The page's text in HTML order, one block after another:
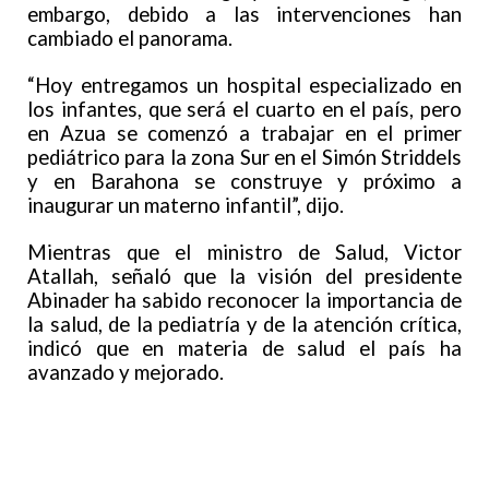
embargo, debido a las intervenciones han
cambiado el panorama.
“Hoy entregamos un hospital especializado en
los infantes, que será el cuarto en el país, pero
en Azua se comenzó a trabajar en el primer
pediátrico para la zona Sur en el Simón Striddels
y en Barahona se construye y próximo a
inaugurar un materno infantil”, dijo.
Mientras que el ministro de Salud, Victor
Atallah, señaló que la visión del presidente
Abinader ha sabido reconocer la importancia de
la salud, de la pediatría y de la atención crítica,
indicó que en materia de salud el país ha
avanzado y mejorado.